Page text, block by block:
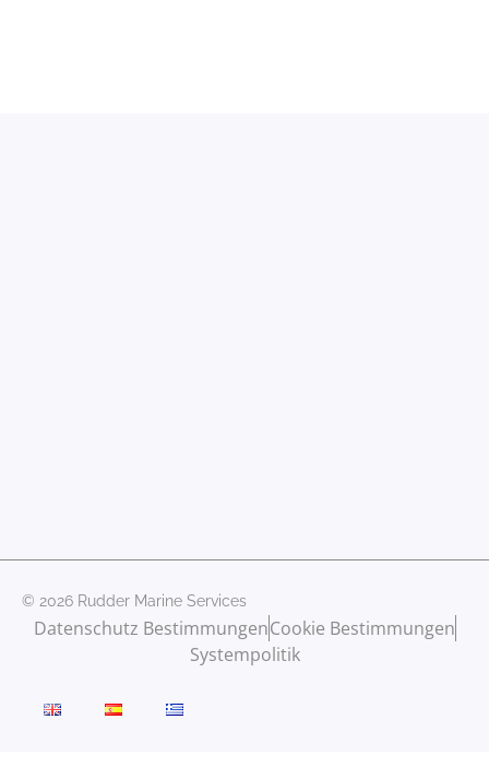
© 2026 Rudder Marine Services
Datenschutz BestimmungenCookie Bestimmungen
Systempolitik